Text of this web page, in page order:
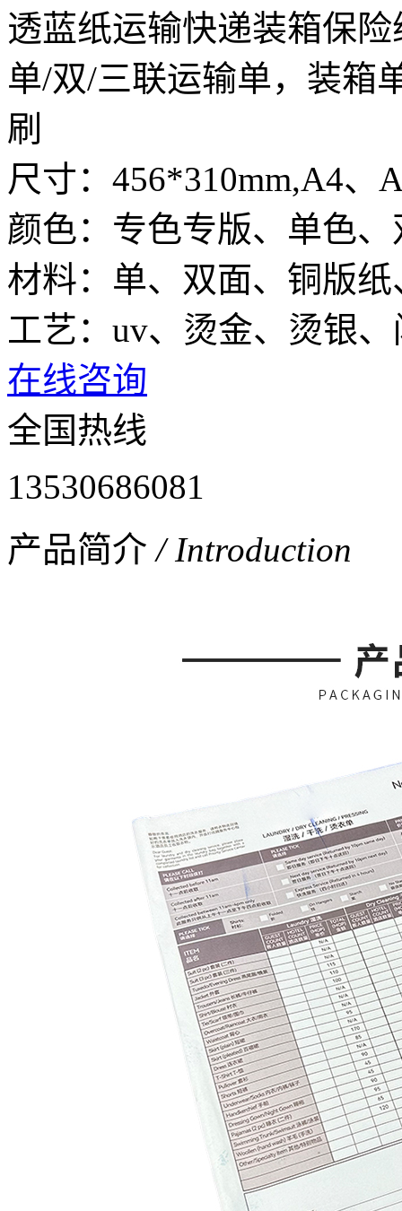
透蓝纸运输快递装箱保
单/双/三联运输单，装箱
刷
尺寸：456*310mm,A4、
颜色：专色专版、单色
材料：单、双面、铜版
工艺：uv、烫金、烫银
在线咨询
全国热线
13530686081
产品简介 / Introduction